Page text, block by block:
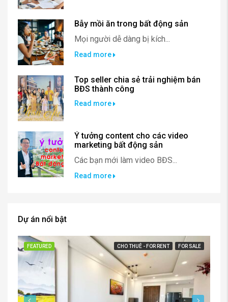
Bẫy mồi ăn trong bất động sản
Mọi người dễ dàng bị kích...
BĐS thành công
marketing bất động sản
Các bạn mới làm video BĐS...
Dự án nổi bật
FEATURED CHO THUÊ - FOR RENT FOR SALE